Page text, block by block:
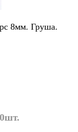
8мм. Груша.